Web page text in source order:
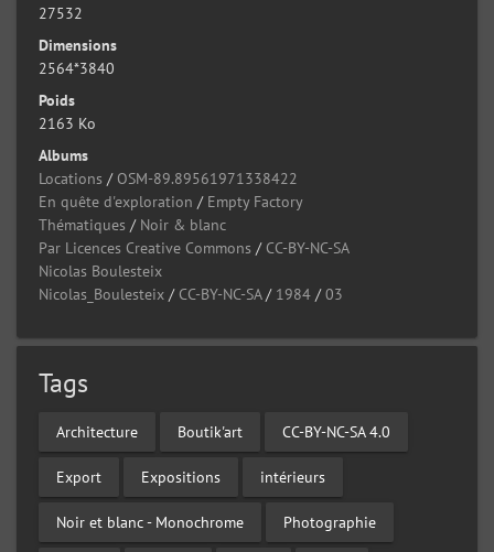
27532
Dimensions
2564*3840
Poids
2163 Ko
Albums
Locations / OSM-89.89561971338422
En quête d'exploration / Empty Factory
Thématiques / Noir & blanc
Par Licences Creative Commons / CC-BY-NC-SA
Nicolas Boulesteix
Nicolas_Boulesteix / CC-BY-NC-SA/ 1984 /03
Tags
Architecture Boutik'art CC-BY-NC-SA 4.0
Export Expositions intérieurs
Noir et blanc - Monochrome Photographie